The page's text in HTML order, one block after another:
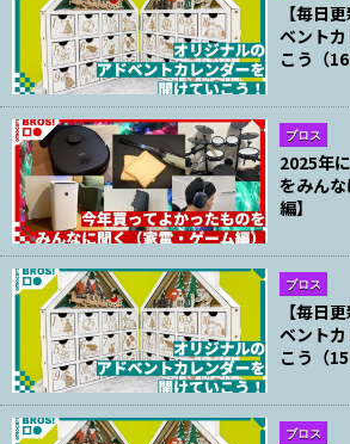
【毎日
ベント
こう（16
ブロス
2025年
をみん
編】
ブロス
【毎日
ベント
こう（15
ブロス